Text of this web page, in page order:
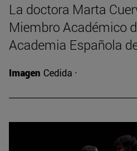
La doctora Marta
Miembro Académico
Academia Española
Imagen Cedida ·